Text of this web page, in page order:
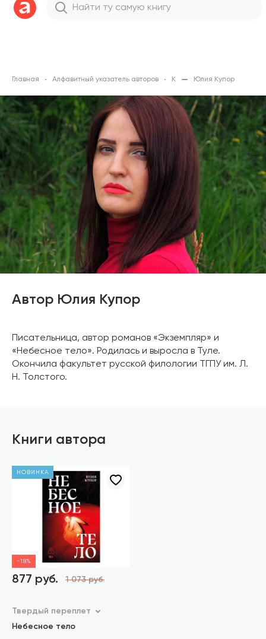
Главная Алфавитный указатель авторов К Юлия Купор
Автор Юлия Купор
Писательница, автор романов «Экземпляр» и
«Небесное тело». Родилась и выросла в Туле.
Окончила факультет русской филологии ТГПУ им. Л.
Н. Толстого.
Книги автора
НОВИНКА
-18%
877 руб. 1 073 руб.
Твердый переплет
Небесное тело